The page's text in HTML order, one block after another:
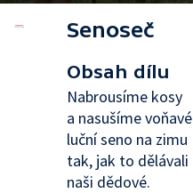
Senoseč
Obsah dílu
Nabrousíme kosy
a nasušíme voňavé
luční seno na zimu
tak, jak to dělávali
naši dědové.